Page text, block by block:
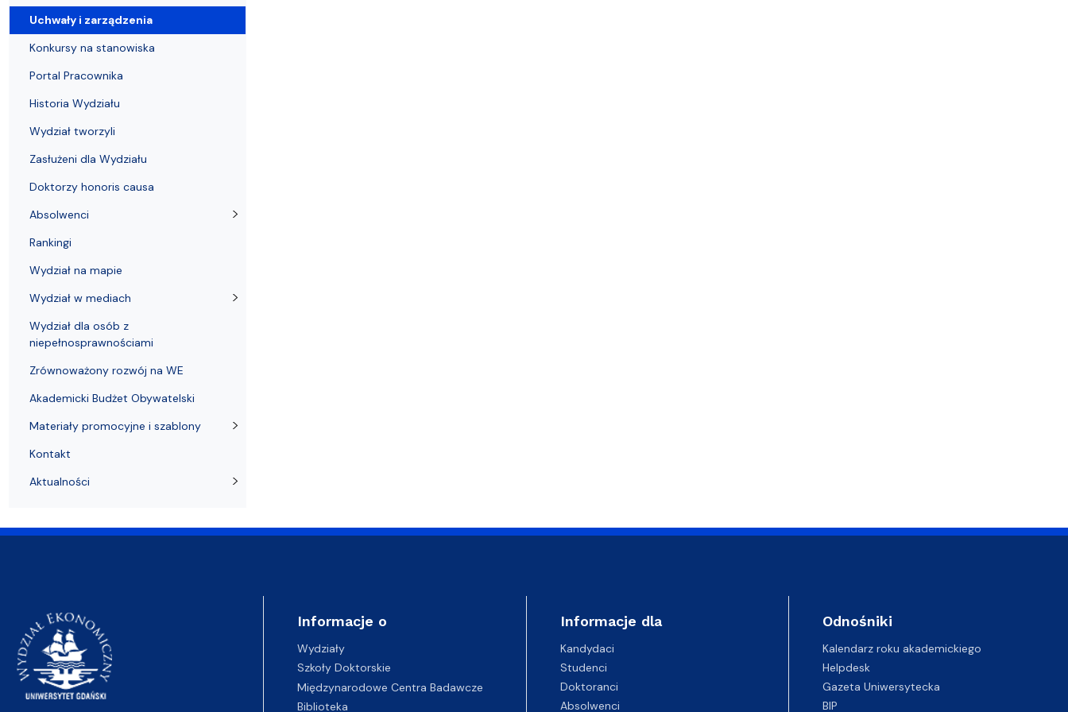
Uchwały i zarządzenia
Konkursy na stanowiska
Portal Pracownika
Historia Wydziału
Wydział tworzyli
Zasłużeni dla Wydziału
Doktorzy honoris causa
Absolwenci
Rankingi
Wydział na mapie
Wydział w mediach
Wydział dla osób z
niepełnosprawnościami
Zrównoważony rozwój na WE
Akademicki Budżet Obywatelski
Materiały promocyjne i szablony
Kontakt
Aktualności
Informacje o
Wydziały
Szkoły Doktorskie
Międzynarodowe Centra Badawcze
Biblioteka
Informacje dla
Kandydaci
Studenci
Doktoranci
Absolwenci
Odnośniki
Kalendarz roku akademickiego
Helpdesk
Gazeta Uniwersytecka
BIP